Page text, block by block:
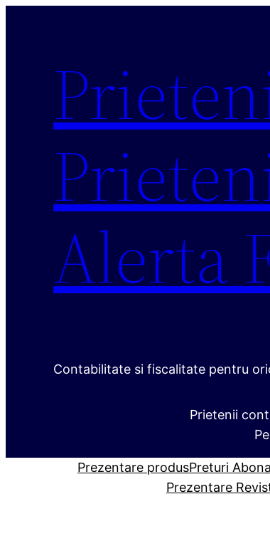
Alerta
Contabilitate si fiscalitate pentru
Prietenii
Prezentare produsPreturi
Prezentare